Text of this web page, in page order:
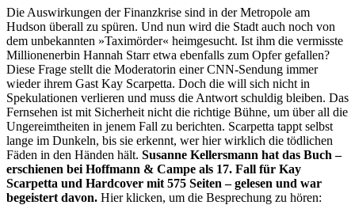
Bastard
Die Auswirkungen der Finanzkrise sind in der Metropole am
Hudson überall zu spüren. Und nun wird die Stadt auch noch von
dem unbekannten »Taximörder« heimgesucht. Ist ihm die vermisste
Millionenerbin Hannah Starr etwa ebenfalls zum Opfer gefallen?
Diese Frage stellt die Moderatorin einer CNN-Sendung immer
wieder ihrem Gast Kay Scarpetta. Doch die will sich nicht in
Spekulationen verlieren und muss die Antwort schuldig bleiben. Das
Fernsehen ist mit Sicherheit nicht die richtige Bühne, um über all die
Ungereimtheiten in jenem Fall zu berichten. Scarpetta tappt selbst
lange im Dunkeln, bis sie erkennt, wer hier wirklich die tödlichen
Fäden in den Händen hält. Susanne Kellersmann hat das Buch –
erschienen bei Hoffmann & Campe als 17. Fall für Kay
Scarpetta und Hardcover mit 575 Seiten – gelesen und war
begeistert davon. Hier klicken, um die Besprechung zu hören: